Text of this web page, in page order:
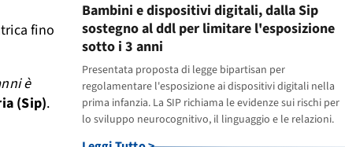
fino
è
(Sip).
Bambini e dispositivi digitali, dalla Sip
sostegno al ddl per limitare l'esposizione
sotto i 3 anni
Presentata proposta di legge bipartisan per
regolamentare l'esposizione ai dispositivi digitali nella
prima infanzia. La SIP richiama le evidenze sui rischi per
lo sviluppo neurocognitivo, il linguaggio e le relazioni.